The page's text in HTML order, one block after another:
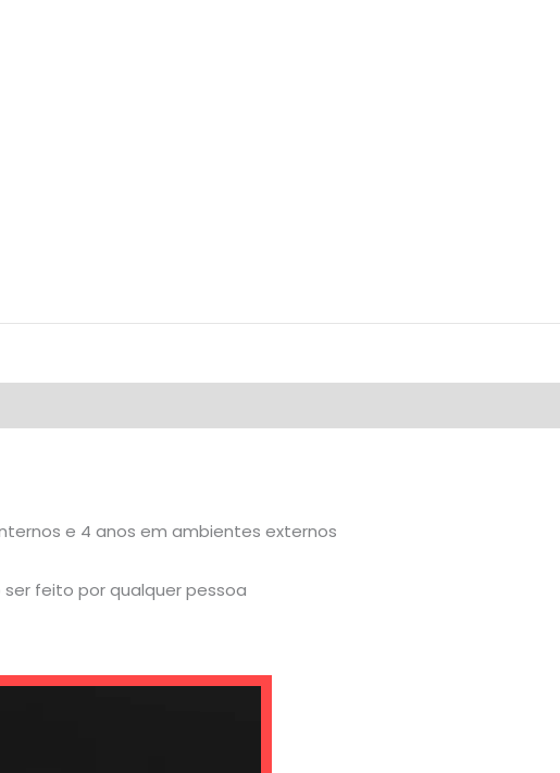
e 4 anos em ambientes externos
feito por qualquer pessoa